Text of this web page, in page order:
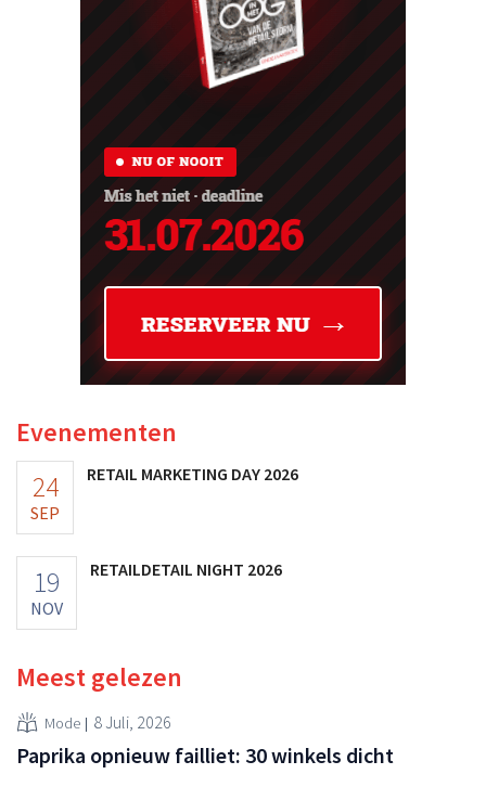
Evenementen
24
SEP
RETAIL MARKETING DAY 2026
19
NOV
RETAILDETAIL NIGHT 2026
Meest gelezen
Mode 8 Juli, 2026
Paprika opnieuw failliet: 30 winkels dicht